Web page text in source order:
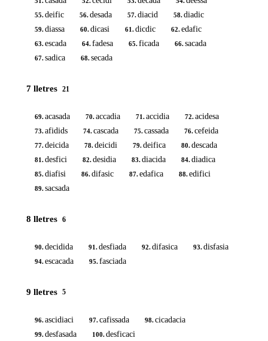
55.deific 56.desada 57.diacid 58.diadic
59.diassa 60.dicasi 61.dicdic 62.edafic
63.escada 64.fadesa 65.ficada 66.sacada
67.sadica 68.secada
7 lletres 21
69.acasada 70.accadia 71.accidia 72.acidesa
73.afidids 74.cascada 75.cassada 76.cefeida
77.deicida 78.deicidi 79.deifica 80.descada
81.desfici 82.desidia 83.diacida 84.diadica
85.diafisi 86.difasic 87.edafica 88.edifici
89.sacsada
8 lletres 6
90.decidida 91.desfiada 92.difasica 93.disfasia
94.escacada 95.fasciada
9 lletres 5
96.ascidiaci 97.cafissada 98.cicadacia
99.desfasada 100.desficaci